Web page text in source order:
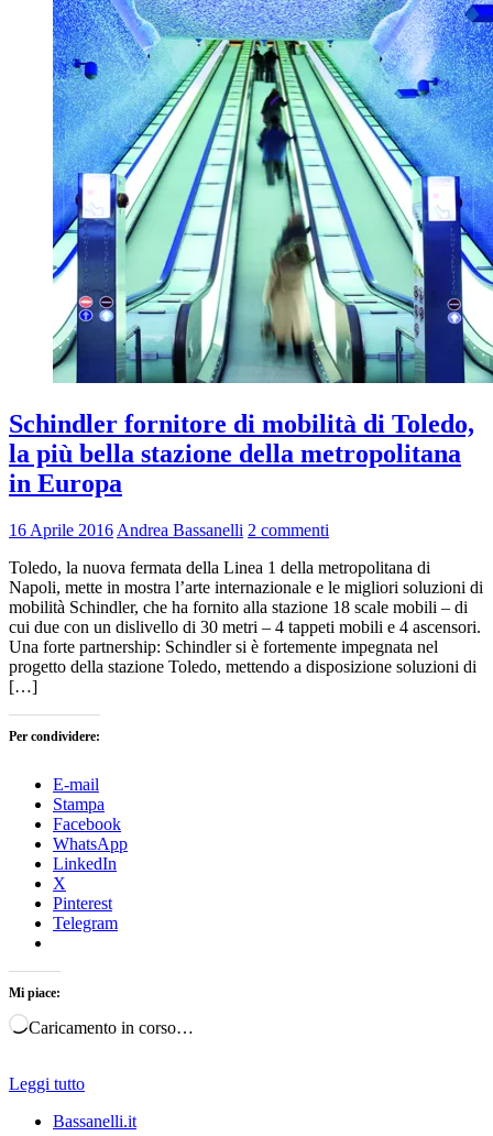
Schindler fornitore di mobilità di Toledo,
la più bella stazione della metropolitana
in Europa
16 Aprile 2016 Andrea Bassanelli 2 commenti
Toledo, la nuova fermata della Linea 1 della metropolitana di
Napoli, mette in mostra l’arte internazionale e le migliori soluzioni di
mobilità Schindler, che ha fornito alla stazione 18 scale mobili – di
cui due con un dislivello di 30 metri – 4 tappeti mobili e 4 ascensori.
Una forte partnership: Schindler si è fortemente impegnata nel
progetto della stazione Toledo, mettendo a disposizione soluzioni di
[…]
Per condividere:
E-mail
Stampa
Facebook
WhatsApp
LinkedIn
X
Pinterest
Telegram
Mi piace:
Caricamento in corso…
Leggi tutto
Bassanelli.it